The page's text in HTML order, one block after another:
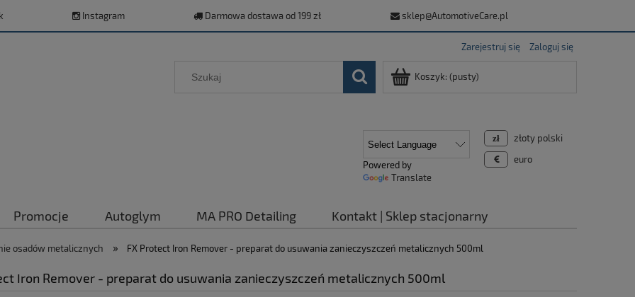
Instagram Darmowa dostawa od 199 zł sklep@AutomotiveCare.pl
Zarejestruj się Zaloguj się
Koszyk: (pusty)
złoty polski
euro
Powered by
Translate
Promocje Autoglym MA PRO Detailing Kontakt | Sklep stacjonarny
osadów metalicznych » FX Protect Iron Remover - preparat do usuwania zanieczyszczeń metalicznych 500ml
Iron Remover - preparat do usuwania zanieczyszczeń metalicznych 500ml